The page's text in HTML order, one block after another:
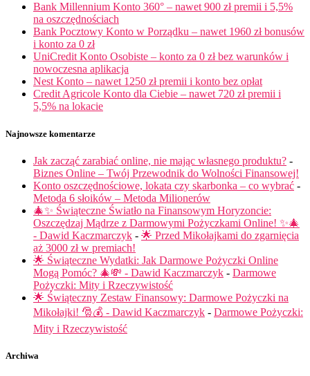
Bank Millennium Konto 360° – nawet 900 zł premii i 5,5%
na oszczędnościach
Bank Pocztowy Konto w Porządku – nawet 1960 zł bonusów
i konto za 0 zł
UniCredit Konto Osobiste – konto za 0 zł bez warunków i
nowoczesna aplikacja
Nest Konto – nawet 1250 zł premii i konto bez opłat
Credit Agricole Konto dla Ciebie – nawet 720 zł premii i
5,5% na lokacie
Najnowsze komentarze
Jak zacząć zarabiać online, nie mając własnego produktu? -
Biznes Online – Twój Przewodnik do Wolności Finansowej!
Konto oszczędnościowe, lokata czy skarbonka – co wybrać -
Metoda 6 słoików – Metoda Milionerów
🎄✨ Świąteczne Światło na Finansowym Horyzoncie:
Oszczędzaj Mądrze z Darmowymi Pożyczkami Online! ✨🎄
- Dawid Kaczmarczyk - 🌟 Przed Mikołajkami do zgarnięcia
aż 3000 zł w premiach!
🌟 Świąteczne Wydatki: Jak Darmowe Pożyczki Online
Mogą Pomóc? 🎄💸 - Dawid Kaczmarczyk - Darmowe
Pożyczki: Mity i Rzeczywistość
🌟 Świąteczny Zestaw Finansowy: Darmowe Pożyczki na
Mikołajki! 🎅💰 - Dawid Kaczmarczyk - Darmowe Pożyczki:
Mity i Rzeczywistość
Archiwa